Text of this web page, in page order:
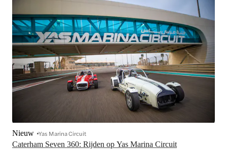
Caterham Seven 360: Rijden op Yas Marina Circuit
Nieuw Yas Marina Circuit